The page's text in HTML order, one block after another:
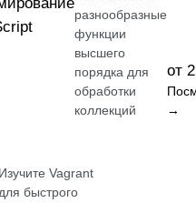
разнообразные
функции
высшего
порядка для
обработки
коллекций
от
→
Изучите Vagrant
для быстрого